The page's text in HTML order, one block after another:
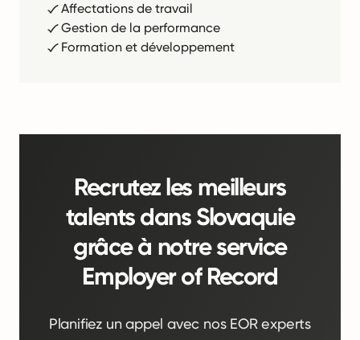
Affectations de travail
Gestion de la performance
Formation et développement
Recrutez les meilleurs
talents dans Slovaquie
grâce à notre service
Employer of Record
Planifiez un appel avec nos EOR experts